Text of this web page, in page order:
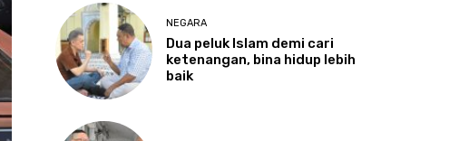
NEGARA
Dua peluk Islam demi cari
ketenangan, bina hidup lebih
baik